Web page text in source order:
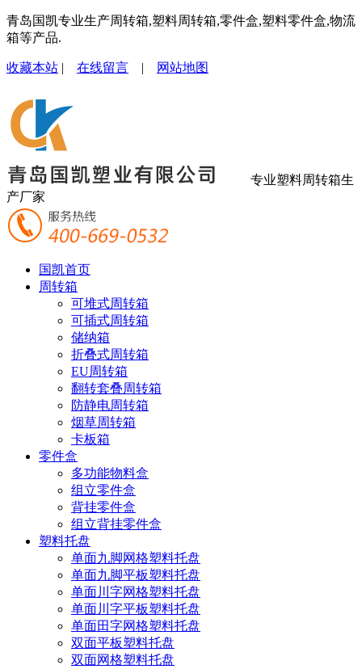
青岛国凯专业生产周转箱,塑料周转箱,零件盒,塑料零件盒,物流
箱等产品.
收藏本站 | 在线留言 | 网站地图
专业塑料周转箱生
产厂家
国凯首页
周转箱
可堆式周转箱
可插式周转箱
储纳箱
折叠式周转箱
EU周转箱
翻转套叠周转箱
防静电周转箱
烟草周转箱
卡板箱
零件盒
多功能物料盒
组立零件盒
背挂零件盒
组立背挂零件盒
塑料托盘
单面九脚网格塑料托盘
单面九脚平板塑料托盘
单面川字网格塑料托盘
单面川字平板塑料托盘
单面田字网格塑料托盘
双面平板塑料托盘
双面网格塑料托盘